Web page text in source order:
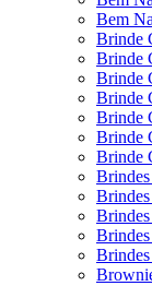
Bem
Brinde
Brinde
Brinde
Brinde
Brinde
Brinde
Brinde
Brindes